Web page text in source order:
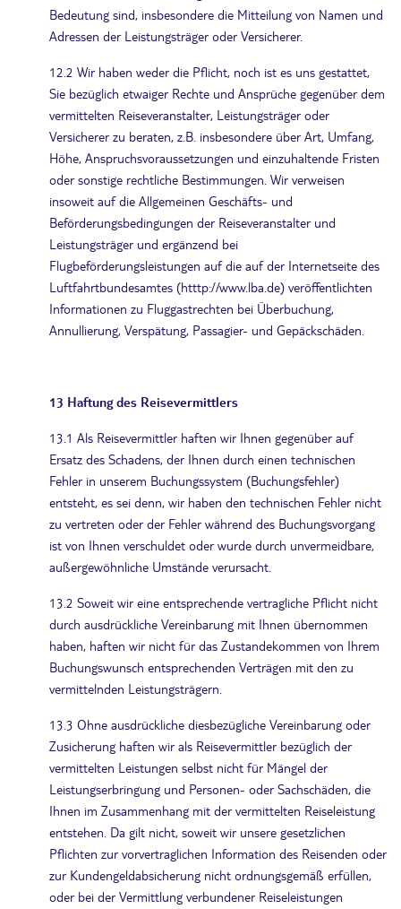
Bedeutung sind, insbesondere die Mitteilung von Namen und
Adressen der Leistungsträger oder Versicherer.
12.2 Wir haben weder die Pflicht, noch ist es uns gestattet,
Sie bezüglich etwaiger Rechte und Ansprüche gegenüber dem
vermittelten Reiseveranstalter, Leistungsträger oder
Versicherer zu beraten, z.B. insbesondere über Art, Umfang,
Höhe, Anspruchsvoraussetzungen und einzuhaltende Fristen
oder sonstige rechtliche Bestimmungen. Wir verweisen
insoweit auf die Allgemeinen Geschäfts- und
Beförderungsbedingungen der Reiseveranstalter und
Leistungsträger und ergänzend bei
Flugbeförderungsleistungen auf die auf der Internetseite des
Luftfahrtbundesamtes (htttp://www.lba.de) veröffentlichten
Informationen zu Fluggastrechten bei Überbuchung,
Annullierung, Verspätung, Passagier- und Gepäckschäden.
13 Haftung des Reisevermittlers
13.1 Als Reisevermittler haften wir Ihnen gegenüber auf
Ersatz des Schadens, der Ihnen durch einen technischen
Fehler in unserem Buchungssystem (Buchungsfehler)
entsteht, es sei denn, wir haben den technischen Fehler nicht
zu vertreten oder der Fehler während des Buchungsvorgang
ist von Ihnen verschuldet oder wurde durch unvermeidbare,
außergewöhnliche Umstände verursacht.
13.2 Soweit wir eine entsprechende vertragliche Pflicht nicht
durch ausdrückliche Vereinbarung mit Ihnen übernommen
haben, haften wir nicht für das Zustandekommen von Ihrem
Buchungswunsch entsprechenden Verträgen mit den zu
vermittelnden Leistungsträgern.
13.3 Ohne ausdrückliche diesbezügliche Vereinbarung oder
Zusicherung haften wir als Reisevermittler bezüglich der
vermittelten Leistungen selbst nicht für Mängel der
Leistungserbringung und Personen- oder Sachschäden, die
Ihnen im Zusammenhang mit der vermittelten Reiseleistung
entstehen. Da gilt nicht, soweit wir unsere gesetzlichen
Pflichten zur vorvertraglichen Information des Reisenden oder
zur Kundengeldabsicherung nicht ordnungsgemäß erfüllen,
oder bei der Vermittlung verbundener Reiseleistungen